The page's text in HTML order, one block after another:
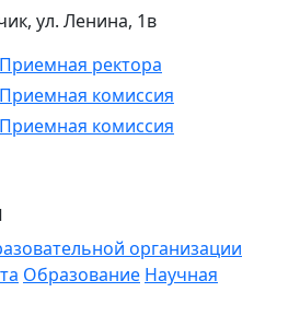
ул. Ленина, 1в
ректора
комиссия
комиссия
организации
Образование Научная